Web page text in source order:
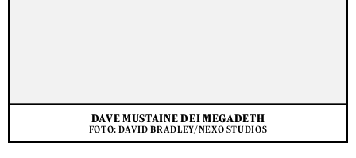
DAVE MUSTAINE DEI MEGADETH
FOTO: DAVID BRADLEY/NEXO STUDIOS